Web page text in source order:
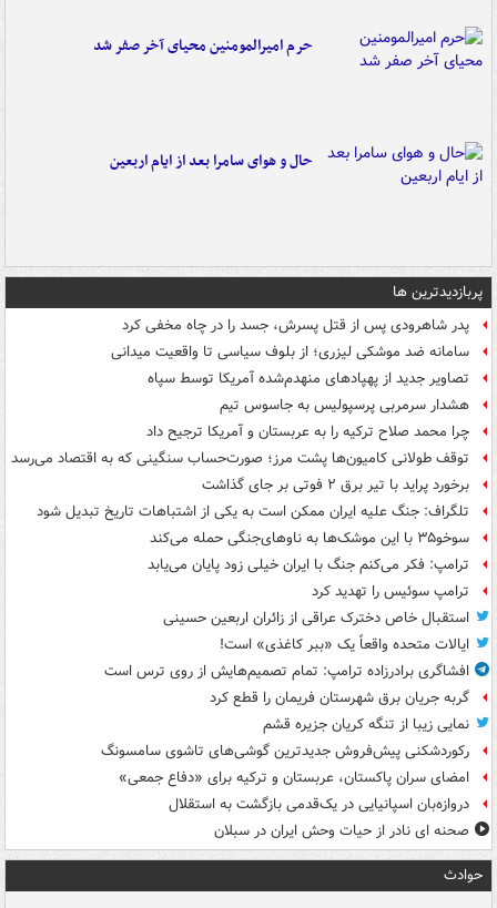
حرم امیرالمومنین محیای آخر صفر شد
حال و هوای سامرا بعد از ایام اربعین
پربازدیدترین ها
پدر شاهرودی پس از قتل پسرش، جسد را در چاه مخفی کرد
سامانه ضد موشکی لیزری؛ از بلوف سیاسی تا واقعیت میدانی
تصاویر جدید از پهپادهای منهدم‌شده آمریکا توسط سپاه
هشدار سرمربی پرسپولیس به جاسوس تیم
چرا محمد صلاح ترکیه را به عربستان و آمریکا ترجیح داد
توقف طولانی کامیون‌ها پشت مرز؛ صورت‌حساب سنگینی که به اقتصاد می‌رسد
برخورد پراید با تیر برق ۲ فوتی بر جای گذاشت
تلگراف: جنگ علیه ایران ممکن است به یکی از اشتباهات تاریخ تبدیل شود
سوخو۳۵ با این موشک‌ها به ناوهای‌جنگی حمله می‌کند
ترامپ: فکر می‌کنم جنگ با ایران خیلی زود پایان می‌یابد
ترامپ سوئیس را تهدید کرد
استقبال خاص دخترک عراقی از زائران اربعین حسینی
ایالات متحده واقعاً یک «ببر کاغذی» است!
افشاگری برادرزاده ترامپ: تمام تصمیم‌هایش از روی ترس است
گربه جریان برق شهرستان فریمان را قطع کرد
نمایی زیبا از تنگه کریان جزیره قشم
رکوردشکنی پیش‌فروش جدیدترین گوشی‌های تاشوی سامسونگ
امضای سران پاکستان، عربستان و ترکیه برای «دفاع جمعی»
دروازه‌بان اسپانیایی در یک‌قدمی بازگشت به استقلال
صحنه ای نادر از حیات وحش ایران در سبلان
حوادث